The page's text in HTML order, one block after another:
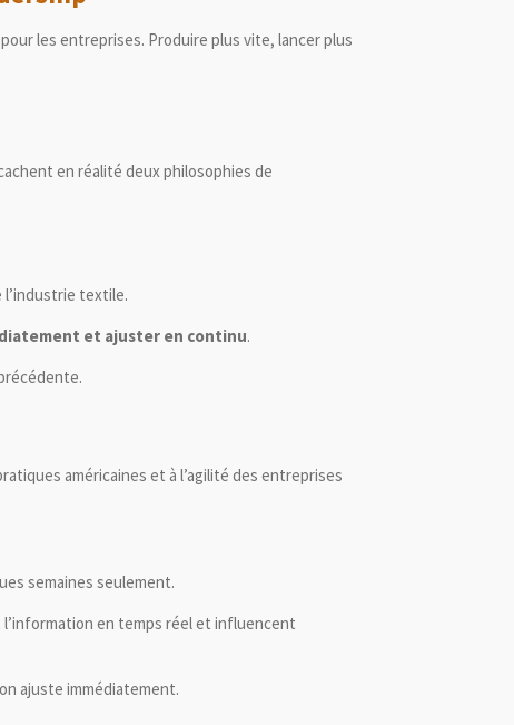
les entreprises. Produire plus vite, lancer plus
en réalité deux philosophies de
textile.
et ajuster en continu.
américaines et à l’agilité des entreprises
semaines seulement.
en temps réel et influencent
ajuste immédiatement.